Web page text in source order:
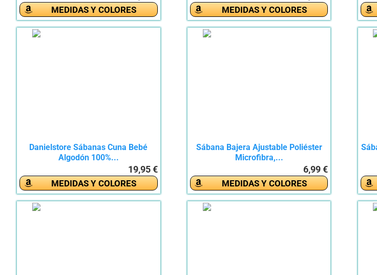
MEDIDAS Y COLORES MEDIDAS Y COLORES
Danielstore Sábanas Cuna Bebé
Algodón 100%...
19,95 €
MEDIDAS Y COLORES
Sábana Bajera Ajustable Poliéster
Microfibra,...
6,99 €
MEDIDAS Y COLORES